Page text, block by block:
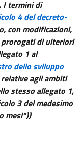
I termini di
4 del decreto-
con modificazioni,
di ulteriori
1 al
dello sviluppo
agli ambiti
stesso allegato 1,
3 del medesimo
mesi"))